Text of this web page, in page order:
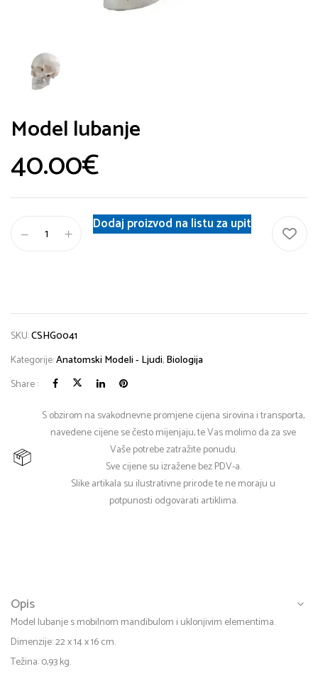
Model lubanje
40.00€
Dodaj proizvod na listu za upit
SKU:CSHG0041
Kategorije:Anatomski Modeli - Ljudi,Biologija
Share :
S obzirom na svakodnevne promjene cijena sirovina i transporta,
navedene cijene se često mijenjaju, te Vas molimo da za sve
Vaše potrebe zatražite ponudu.
Sve cijene su izražene bez PDV-a.
Slike artikala su ilustrativne prirode te ne moraju u
potpunosti odgovarati artiklima.
Opis
Model lubanje s mobilnom mandibulom i uklonjivim elementima.
Dimenzije: 22 x 14 x 16 cm.
Težina: 0,93 kg.